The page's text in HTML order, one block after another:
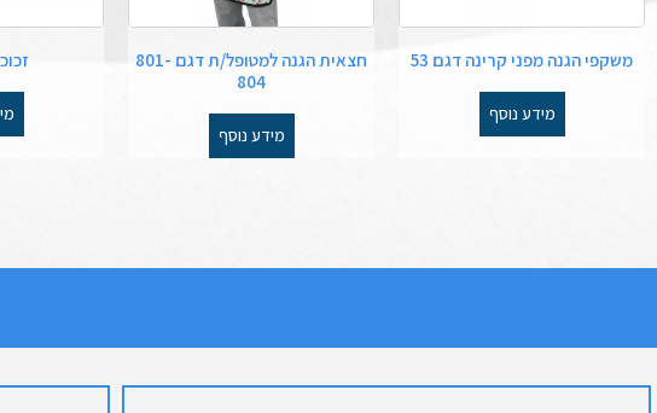
משקפי הגנה מפני קרינה דגם 53
מידע נוסף
חצאית הגנה למטופל/ת דגם 801-
804
מידע נוסף